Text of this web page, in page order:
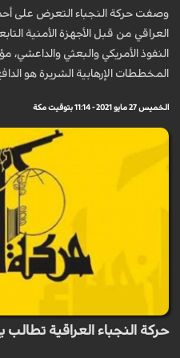
وصفت حركة النجباء التعرض على أحد
العراقي من قبل الأجهزة الأمنية
النفوذ الأمريكي والبعثي
المخططات الإرهابية الشريرة هو
الخميس 27 مايو 2021 - 11:14 بتوقيت مكة
حركة النجباء العراقية تطالب